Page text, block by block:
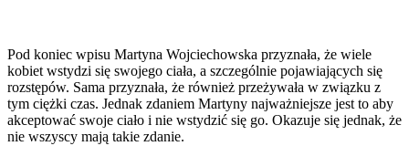
Pod koniec wpisu Martyna Wojciechowska przyznała, że wiele
kobiet wstydzi się swojego ciała, a szczególnie pojawiających się
rozstępów. Sama przyznała, że również przeżywała w związku z
tym ciężki czas. Jednak zdaniem Martyny najważniejsze jest to aby
akceptować swoje ciało i nie wstydzić się go. Okazuje się jednak, że
nie wszyscy mają takie zdanie.